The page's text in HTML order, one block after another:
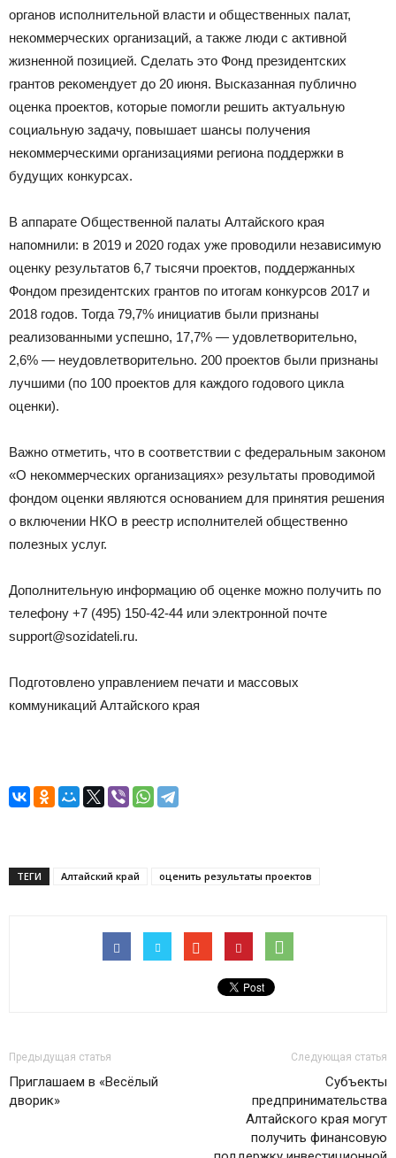
органов исполнительной власти и общественных палат,
некоммерческих организаций, а также люди с активной
жизненной позицией. Сделать это Фонд президентских
грантов рекомендует до 20 июня. Высказанная публично
оценка проектов, которые помогли решить актуальную
социальную задачу, повышает шансы получения
некоммерческими организациями региона поддержки в
будущих конкурсах.
В аппарате Общественной палаты Алтайского края
напомнили: в 2019 и 2020 годах уже проводили независимую
оценку результатов 6,7 тысячи проектов, поддержанных
Фондом президентских грантов по итогам конкурсов 2017 и
2018 годов. Тогда 79,7% инициатив были признаны
реализованными успешно, 17,7% — удовлетворительно,
2,6% — неудовлетворительно. 200 проектов были признаны
лучшими (по 100 проектов для каждого годового цикла
оценки).
Важно отметить, что в соответствии с федеральным законом
«О некоммерческих организациях» результаты проводимой
фондом оценки являются основанием для принятия решения
о включении НКО в реестр исполнителей общественно
полезных услуг.
Дополнительную информацию об оценке можно получить по
телефону +7 (495) 150-42-44 или электронной почте
support@sozidateli.ru.
Подготовлено управлением печати и массовых
коммуникаций Алтайского края
ТЕГИ Алтайский край оценить результаты проектов
Предыдущая статья
Приглашаем в «Весёлый
дворик»
Следующая статья
Субъекты
предпринимательства
Алтайского края могут
получить финансовую